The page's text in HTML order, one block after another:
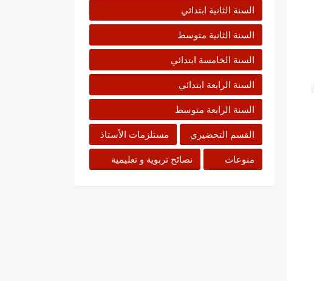
السنة الثانية ابتدائي
السنة الثانية متوسط
السنة الخامسة ابتدائي
السنة الرابعة ابتدائي
السنة الرابعة متوسط
القسم التحضيري مستلزمات الأستاذ
منوعات نصائح تربوية و تعليمية